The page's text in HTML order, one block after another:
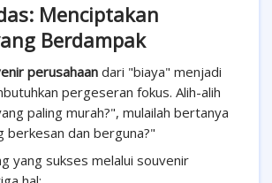
Menciptakan
Berdampak
perusahaan dari "biaya" menjadi
pergeseran fokus. Alih-alih
paling murah?", mulailah bertanya
berkesan dan berguna?"
yang sukses melalui souvenir